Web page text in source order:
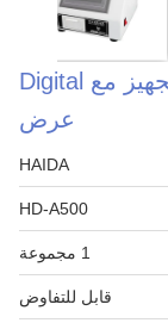
ورق مقوّى صلابة ورقيّ يختبر تجهيز مع Digital
عرض
HAIDA
HD-A500
1 مجموعة
قابل للتفاوض